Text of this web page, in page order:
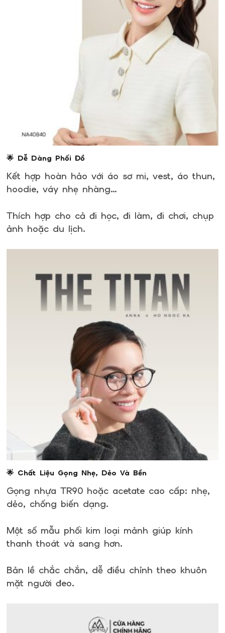
🌟 Dễ Dàng Phối Đồ
Kết hợp hoàn hảo với áo sơ mi, vest, áo thun,
hoodie, váy nhẹ nhàng…
Thích hợp cho cả đi học, đi làm, đi chơi, chụp
ảnh hoặc du lịch.
🌟 Chất Liệu Gọng Nhẹ, Dẻo Và Bền
Gọng nhựa TR90 hoặc acetate cao cấp: nhẹ,
dẻo, chống biến dạng.
Một số mẫu phối kim loại mảnh giúp kính
thanh thoát và sang hơn.
Bản lề chắc chắn, dễ điều chỉnh theo khuôn
mặt người đeo.